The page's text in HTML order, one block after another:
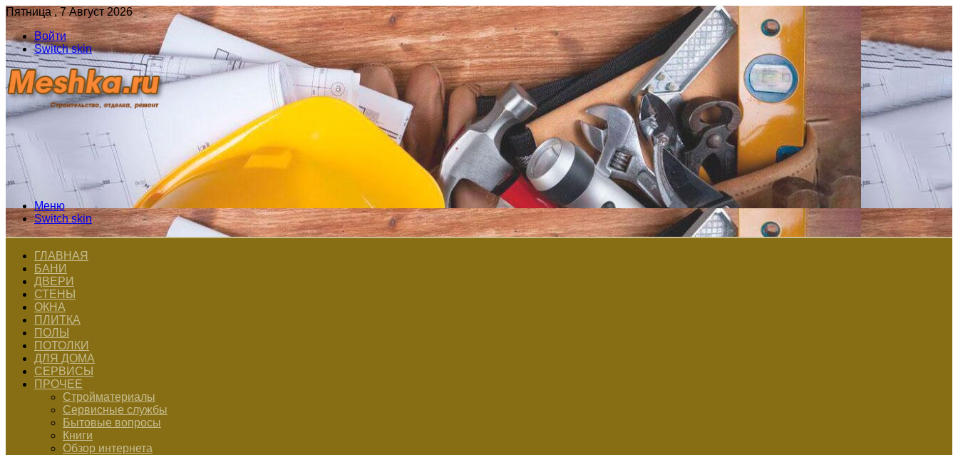
Пятница , 7 Август 2026
Войти
Switch skin
Меню
Switch skin
ГЛАВНАЯ
БАНИ
ДВЕРИ
СТЕНЫ
ОКНА
ПЛИТКА
ПОЛЫ
ПОТОЛКИ
ДЛЯ ДОМА
СЕРВИСЫ
ПРОЧЕЕ
Стройматериалы
Сервисные службы
Бытовые вопросы
Книги
Обзор интернета